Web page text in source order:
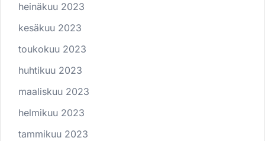
heinäkuu 2023
kesäkuu 2023
toukokuu 2023
huhtikuu 2023
maaliskuu 2023
helmikuu 2023
tammikuu 2023